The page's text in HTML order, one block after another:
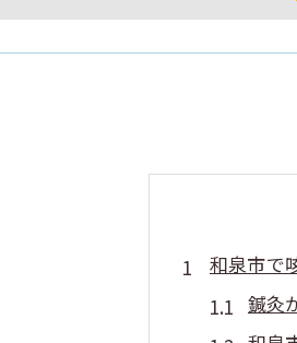
和泉市で
鍼灸